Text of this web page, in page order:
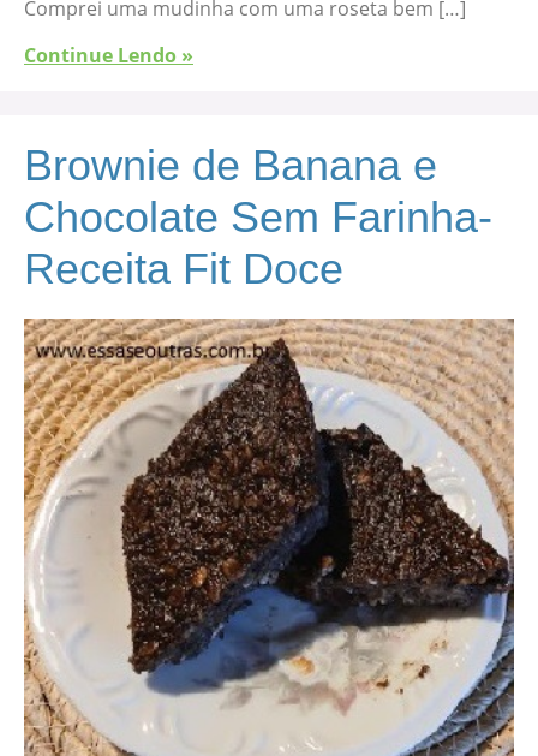
Comprei uma mudinha com uma roseta bem […]
Continue Lendo »
Brownie de Banana e
Chocolate Sem Farinha-
Receita Fit Doce